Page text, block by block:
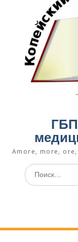
Amore, more,
Поиск
по: